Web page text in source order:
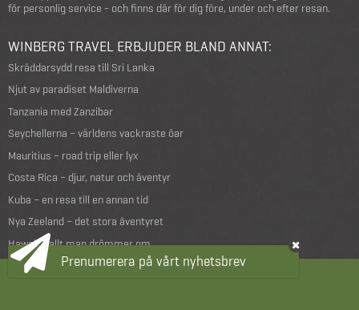
för personlig service - och finns där för dig före, under och efter resan.
WINBERG TRAVEL ERBJUDER BLAND ANNAT:
Skräddarsydd resa till Sri Lanka
Njut av paradiset Maldiverna
Tanzania med Zanzibar
Seychellerna – världens vackraste öar
Mauritius – road trip eller lyx
Costa Rica – djur, natur och äventyr
Kuba – en resa till en annan tid
Nya Zeeland – det stora äventyret
Hawaii – allt man drömmer om
Prenumerera på vårt nyhetsbrev